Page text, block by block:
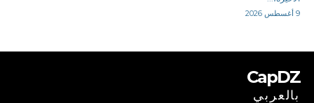
9 أغسطس 2026
CapDZ
بالعربي